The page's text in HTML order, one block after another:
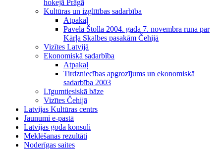
hokejā Prāgā
Kultūras un izglītības sadarbība
Atpakaļ
Pāvela Štolla 2004. gada 7. novembra runa par
Kārļa Skalbes pasakām Čehijā
Vizītes Latvijā
Ekonomiskā sadarbība
Atpakaļ
Tirdzniecības apgrozījums un ekonomiskā
sadarbība 2003
Līgumtiesiskā bāze
Vizītes Čehijā
Latvijas Kultūras centrs
Jaunumi e-pastā
Latvijas goda konsuli
Meklēšanas rezultāti
Noderīgas saites